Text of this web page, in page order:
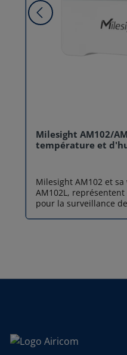
Milesight AM102/
température et
Milesight AM102 et
AM102L,
pour la surveillance
pour le modèle
dispose d’un écran E-